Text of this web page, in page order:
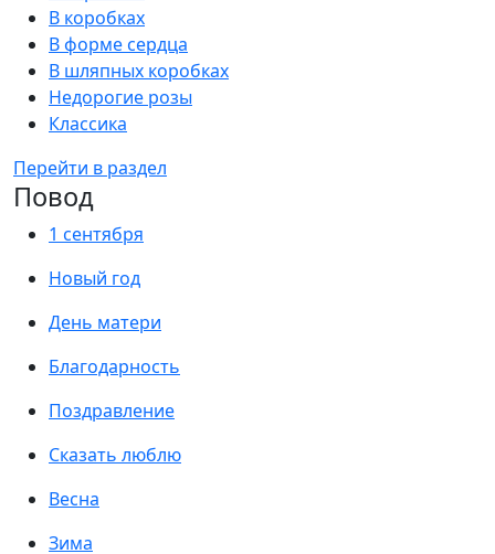
В коробках
В форме сердца
В шляпных коробках
Недорогие розы
Классика
Перейти в раздел
Повод
1 сентября
Новый год
День матери
Благодарность
Поздравление
Сказать люблю
Весна
Зима